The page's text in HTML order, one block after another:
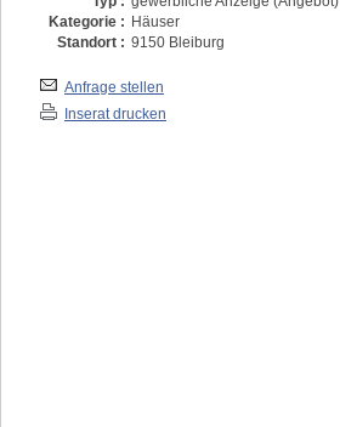
Kategorie : Häuser
Standort : 9150 Bleiburg
Anfrage stellen
Inserat drucken